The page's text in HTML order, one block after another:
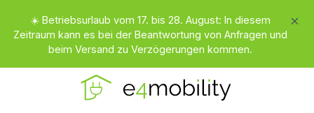
Zum Hauptinhalt springen
☀️ Betriebsurlaub vom 17. bis 28. August: In diesem
Zeitraum kann es bei der Beantwortung von Anfragen und
beim Versand zu Verzögerungen kommen.